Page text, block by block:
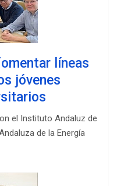
líneas
jóvenes
el Instituto Andaluz de
de la Energía